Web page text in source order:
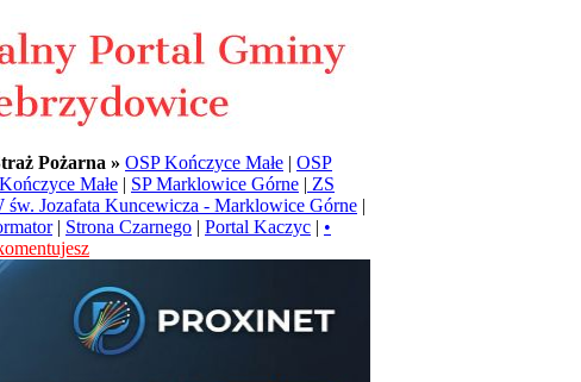
Pożarna » OSP Kończyce Małe | OSP
Małe | SP Marklowice Górne | ZS
św. Jozafata Kuncewicza - Marklowice Górne |
| Strona Czarnego | Portal Kaczyc | •